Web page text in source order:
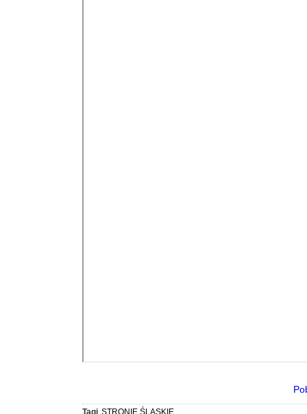
Tagi STRONIE ŚLĄSKIE